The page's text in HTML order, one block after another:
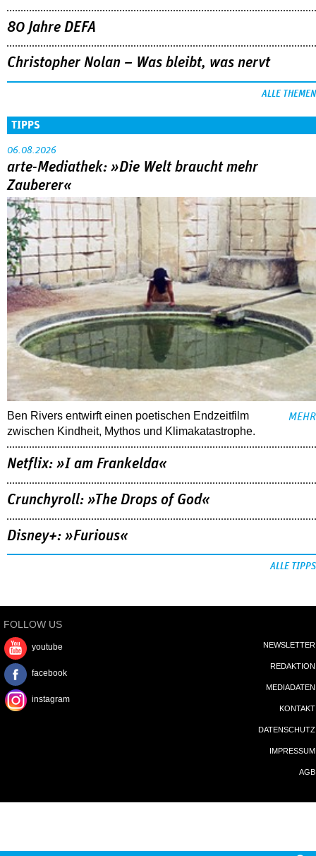
80 Jahre DEFA
Christopher Nolan – Was bleibt, was nervt
ALLE THEMEN
TIPPS
06.08.2026
arte-Mediathek: »Die Welt braucht mehr
Zauberer«
Ben Rivers entwirft einen poetischen Endzeitfilm
zwischen Kindheit, Mythos und Klimakatastrophe.
MEHR
Netflix: »I am Frankelda«
Crunchyroll: »The Drops of God«
Disney+: »Furious«
ALLE TIPPS
FOLLOW US
youtube
facebook
instagram
NEWSLETTER
REDAKTION
MEDIADATEN
KONTAKT
DATENSCHUTZ
IMPRESSUM
AGB